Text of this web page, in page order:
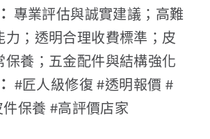
專業評估與誠實建議；高難
力；透明合理收費標準；皮
保養；五金配件與結構強化
#匠人級修復 #透明報價 #
保養 #高評價店家